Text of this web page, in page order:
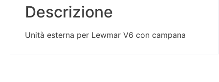
Descrizione
Unità esterna per Lewmar V6 con campana